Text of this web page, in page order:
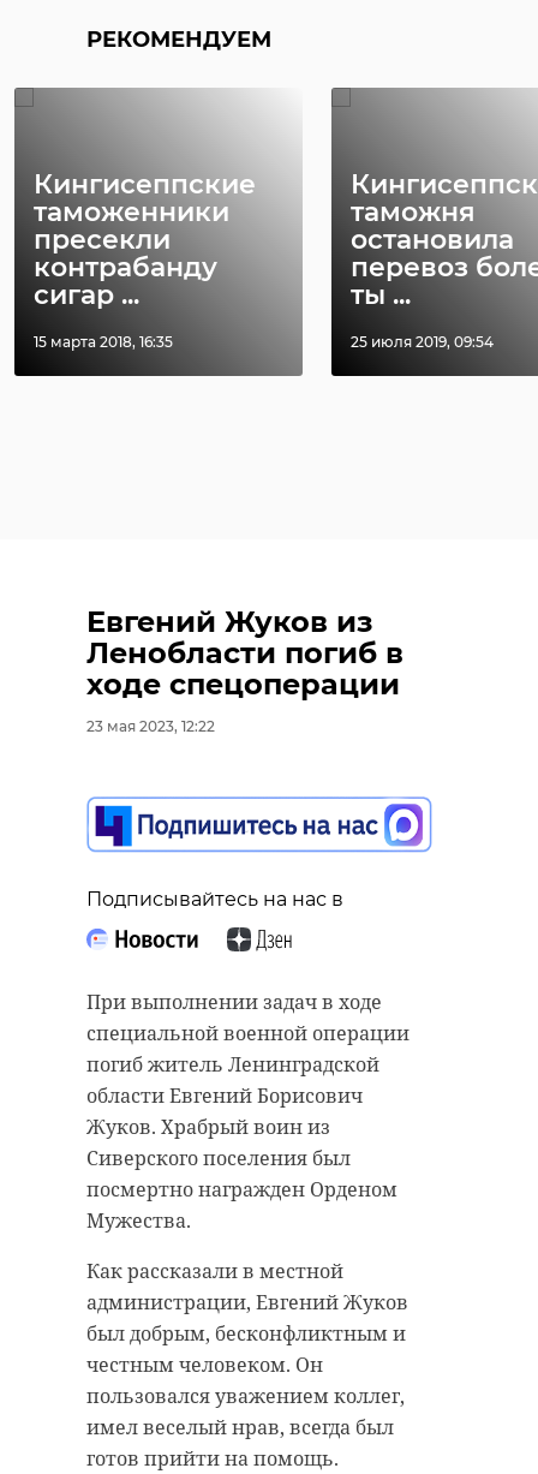
РЕКОМЕНДУЕМ
Кингисеппские
таможенники
пресекли
контрабанду
сигар ...
15 марта 2018, 16:35
таможня
остановила
перевоз
ты ...
25 июля 2019, 09:54
Евгений Жуков из
Ленобласти погиб в
ходе спецоперации
23 мая 2023, 12:22
Подписывайтесь на нас в
При выполнении задач в ходе
специальной военной операции
погиб житель Ленинградской
области Евгений Борисович
Жуков. Храбрый воин из
Сиверского поселения был
посмертно награжден Орденом
Мужества.
Как рассказали в местной
администрации, Евгений Жуков
был добрым, бесконфликтным и
честным человеком. Он
пользовался уважением коллег,
имел веселый нрав, всегда был
готов прийти на помощь.